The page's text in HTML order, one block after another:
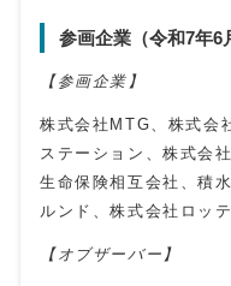
参画企業（令和7年6
【参画企業】
株式会社MTG、株式会
ステーション、株式会
生命保険相互会社、積
ルンド、株式会社ロッテ
【オブザーバー】